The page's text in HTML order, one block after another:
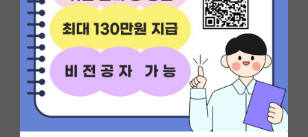
커뮤니티 홈
전체글보기
베스트 게시판
IF 명예의전당
자유 게시판(아무개랩)